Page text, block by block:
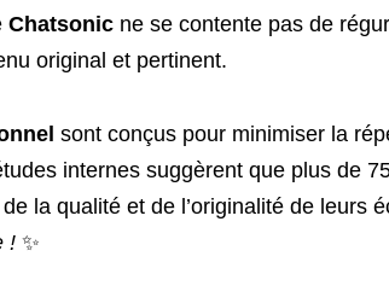
Chatsonic ne se contente pas de
original et pertinent.
sont conçus pour minimiser la
internes suggèrent que plus de
la qualité et de l’originalité de leurs
! ✨